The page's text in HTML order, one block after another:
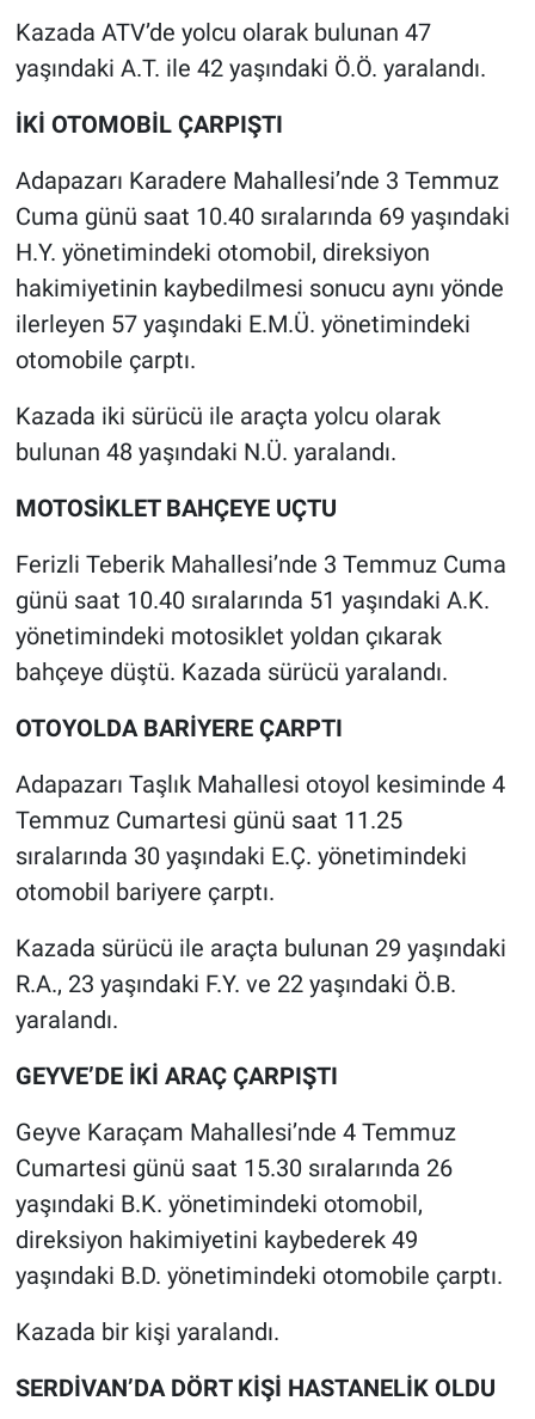
Kazada ATV’de yolcu olarak bulunan 47
yaşındaki A.T. ile 42 yaşındaki Ö.Ö. yaralandı.
İKİ OTOMOBİL ÇARPIŞTI
Adapazarı Karadere Mahallesi’nde 3 Temmuz
Cuma günü saat 10.40 sıralarında 69 yaşındaki
H.Y. yönetimindeki otomobil, direksiyon
hakimiyetinin kaybedilmesi sonucu aynı yönde
ilerleyen 57 yaşındaki E.M.Ü. yönetimindeki
otomobile çarptı.
Kazada iki sürücü ile araçta yolcu olarak
bulunan 48 yaşındaki N.Ü. yaralandı.
MOTOSİKLET BAHÇEYE UÇTU
Ferizli Teberik Mahallesi’nde 3 Temmuz Cuma
günü saat 10.40 sıralarında 51 yaşındaki A.K.
yönetimindeki motosiklet yoldan çıkarak
bahçeye düştü. Kazada sürücü yaralandı.
OTOYOLDA BARİYERE ÇARPTI
Adapazarı Taşlık Mahallesi otoyol kesiminde 4
Temmuz Cumartesi günü saat 11.25
sıralarında 30 yaşındaki E.Ç. yönetimindeki
otomobil bariyere çarptı.
Kazada sürücü ile araçta bulunan 29 yaşındaki
R.A., 23 yaşındaki F.Y. ve 22 yaşındaki Ö.B.
yaralandı.
GEYVE’DE İKİ ARAÇ ÇARPIŞTI
Geyve Karaçam Mahallesi’nde 4 Temmuz
Cumartesi günü saat 15.30 sıralarında 26
yaşındaki B.K. yönetimindeki otomobil,
direksiyon hakimiyetini kaybederek 49
yaşındaki B.D. yönetimindeki otomobile çarptı.
Kazada bir kişi yaralandı.
SERDİVAN’DA DÖRT KİŞİ HASTANELİK OLDU